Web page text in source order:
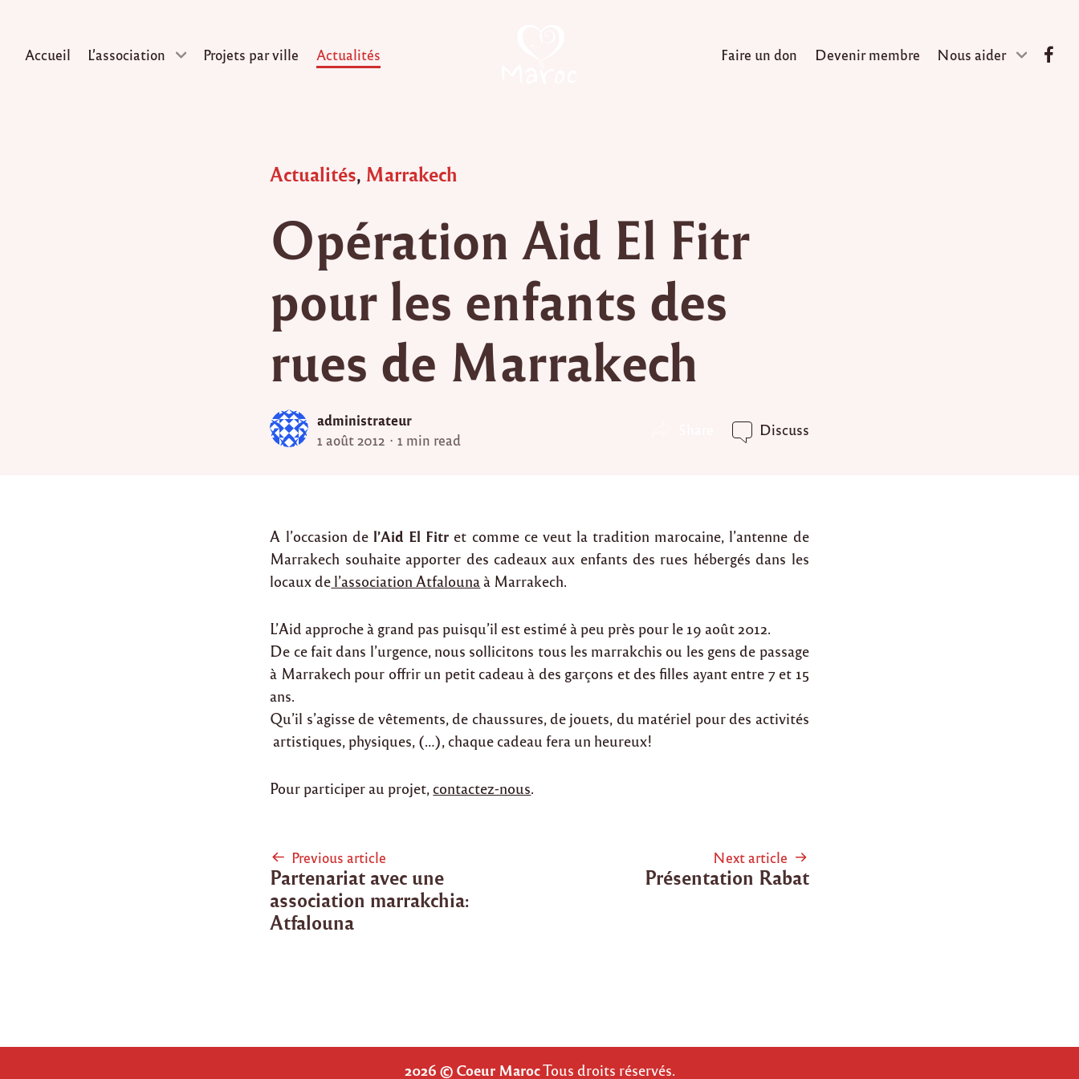
Accueil L’association Projets par ville Actualités Faire un don Devenir membre Nous aider
Posted
Actualités, Marrakech
Opération Aid El Fitr
pour les enfants des
rues de Marrakech
administrateur
1 août 2012 1 min read
Discuss
A l’occasion de l’Aid El Fitr et comme ce veut la tradition marocaine, l’antenne de
Marrakech souhaite apporter des cadeaux aux enfants des rues hébergés dans les
locaux de l’association Atfalouna à Marrakech.
L’Aid approche à grand pas puisqu’il est estimé à peu près pour le 19 août 2012.
De ce fait dans l’urgence, nous sollicitons tous les marrakchis ou les gens de passage
à Marrakech pour offrir un petit cadeau à des garçons et des filles ayant entre 7 et 15
ans.
Qu’il s’agisse de vêtements, de chaussures, de jouets, du matériel pour des activités
artistiques, physiques, (…), chaque cadeau fera un heureux!
Pour participer au projet, contactez-nous.
Post
navigation
Previous article
Partenariat avec une
association marrakchia:
Atfalouna
Next article
Présentation Rabat
2026 © Coeur MarocTous droits réservés.